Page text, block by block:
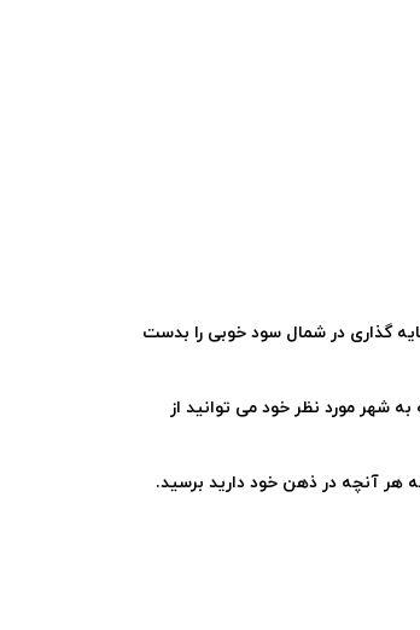
گذاری در شمال سود خوبی را بدست
شهر مورد نظر خود می توانید از
هر آنچه در ذهن خود دارید برسید.